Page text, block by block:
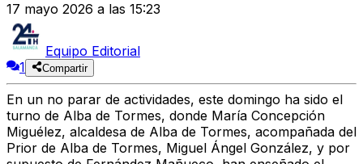
17 mayo 2026 a las 15:23
Equipo Editorial
1
Compartir
En un no parar de actividades, este domingo ha sido el
turno de Alba de Tormes, donde María Concepción
Miguélez, alcaldesa de Alba de Tormes, acompañada del
Prior de Alba de Tormes, Miguel Ángel González, y por